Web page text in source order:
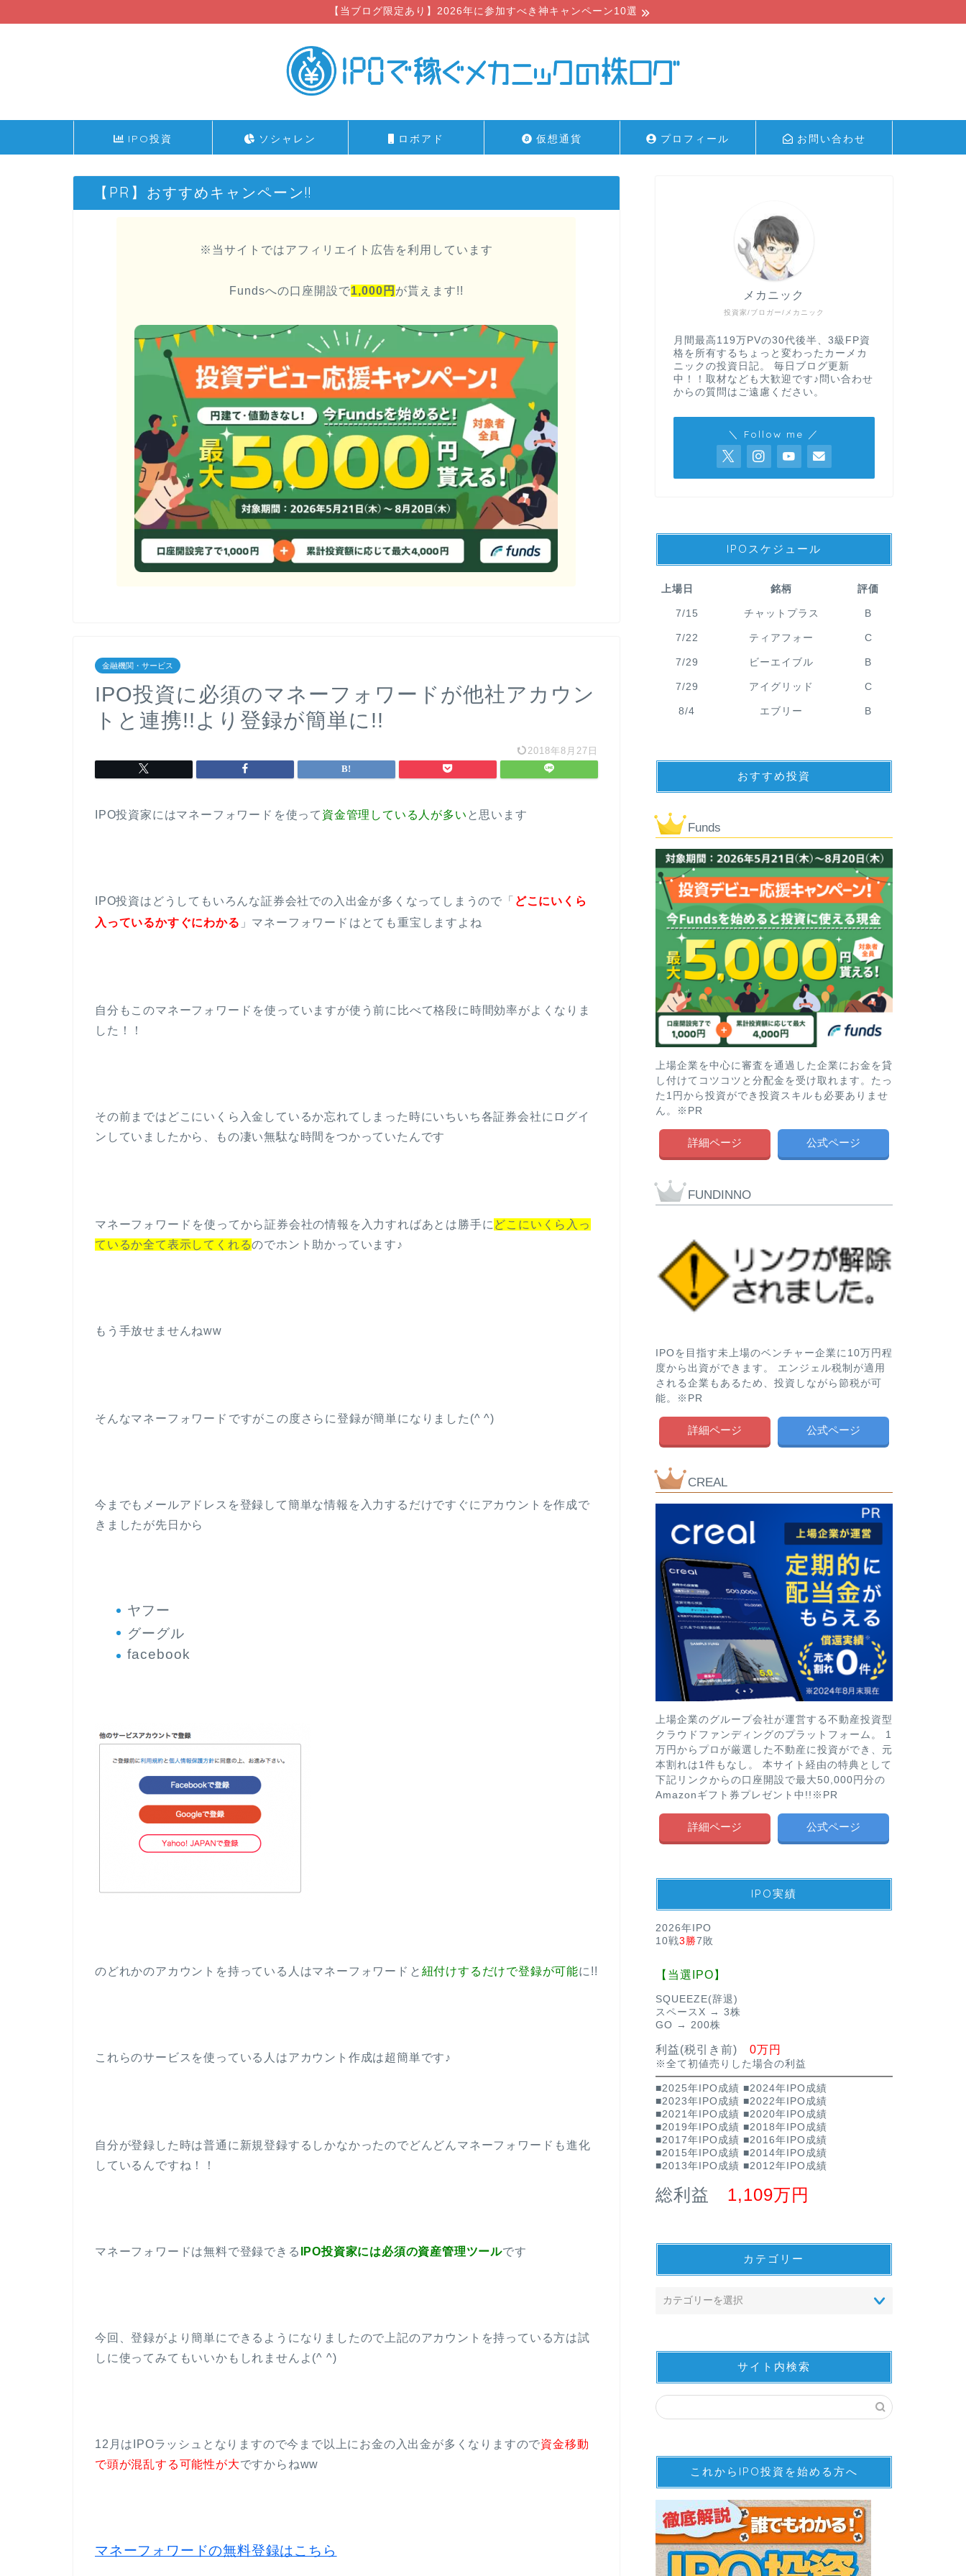
【当ブログ限定あり】2026年に参加すべき神キャンペーン10選
IPO投資 ソシャレン ロボアド 仮想通貨 プロフィール お問い合わせ
【PR】おすすめキャンペーン!!
※当サイトではアフィリエイト広告を利用しています
Fundsへの口座開設で1,000円 が貰えます!!
金融機関・サービス
IPO投資に必須のマネーフォワードが他社アカウン
トと連携!!より登録が簡単に!!
2018年8月27日
IPO投資家にはマネーフォワード を使って 資金管理している人が多い と思います
IPO投資はどうしてもいろんな証券会社での入出金が多くなってしまうので「 どこにいくら
入っているかすぐにわかる 」マネーフォワード はとても重宝しますよね
自分もこのマネーフォワード を使っていますが使う前に比べて格段に時間効率がよくなりま
した！！
その前まではどこにいくら入金しているか忘れてしまった時にいちいち各証券会社にログイ
ンしていましたから、もの凄い無駄な時間をつかっていたんです
マネーフォワード を使ってから証券会社の情報を入力すればあとは勝手に どこにいくら入っ
ているか全て表示してくれるのでホント助かっています♪
もう手放せませんねww
そんなマネーフォワード ですがこの度さらに登録が簡単になりました(^ ^)
今までもメールアドレスを登録して簡単な情報を入力するだけですぐにアカウントを作成で
きましたが先日から
ヤフー
グーグル
facebook
のどれかのアカウントを持っている人はマネーフォワード と 紐付けするだけで登録が可能に!!
これらのサービスを使っている人はアカウント作成は超簡単です♪
自分が登録した時は普通に新規登録するしかなかったのでどんどんマネーフォワード も進化
しているんですね！！
マネーフォワードは無料で登録できる IPO投資家には必須の資産管理ツールです
今回、登録がより簡単にできるようになりましたので上記のアカウントを持っている方は試
しに使ってみてもいいかもしれませんよ(^ ^)
12月はIPOラッシュとなりますので今まで以上にお金の入出金が多くなりますので資金移動
で頭が混乱する可能性が大ですからねww
マネーフォワードの無料登録はこちら
投資家/ブロガー/メカニック
メカニック
月間最高119万PVの30代後半、3級FP資
格を所有するちょっと変わったカーメカ
ニックの投資日記。 毎日ブログ更新
中！！取材なども大歓迎です♪問い合わせ
からの質問はご遠慮ください。
＼ Follow me ／
IPOスケジュール
上場日 銘柄 評価
7/15 チャットプラス B
7/22 ティアフォー C
7/29 ビーエイブル B
7/29 アイグリッド C
8/4 エブリー B
おすすめ投資
Funds
上場企業を中心に審査を通過した企業にお金を貸
し付けてコツコツと分配金を受け取れます。たっ
た1円から投資ができ投資スキルも必要ありませ
ん。※PR
詳細ページ 公式ページ
FUNDINNO
IPOを目指す未上場のベンチャー企業に10万円程
度から出資ができます。 エンジェル税制が適用
される企業もあるため、投資しながら節税が可
能。※PR
詳細ページ 公式ページ
CREAL
上場企業のグループ会社が運営する不動産投資型
クラウドファンディングのプラットフォーム。 1
万円からプロが厳選した不動産に投資ができ、元
本割れは1件もなし。 本サイト経由の特典として
下記リンクからの口座開設で最大50,000円分の
Amazonギフト券プレゼント中!!※PR
詳細ページ 公式ページ
IPO実績
2026年IPO
10戦3勝7敗
【当選IPO】
SQUEEZE(辞退)
スペースX → 3株
GO → 200株
利益(税引き前) 0万円
※全て初値売りした場合の利益
■2025年IPO成績 ■2024年IPO成績
■2023年IPO成績 ■2022年IPO成績
■2021年IPO成績 ■2020年IPO成績
■2019年IPO成績 ■2018年IPO成績
■2017年IPO成績 ■2016年IPO成績
■2015年IPO成績 ■2014年IPO成績
■2013年IPO成績 ■2012年IPO成績
総利益 1,109万円
カテゴリー
サイト内検索
これからIPO投資を始める方へ